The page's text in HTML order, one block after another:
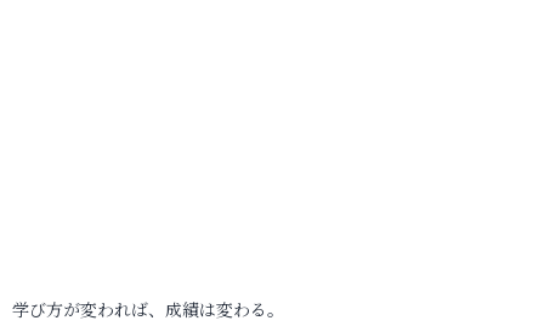
学び方が変われば、成績は変わる。